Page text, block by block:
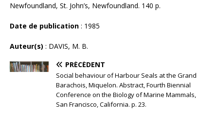
Newfoundland, St. John’s, Newfoundland. 140 p.
Date de publication : 1985
Auteur(s) : DAVIS, M. B.
PRÉCÉDENT
Social behaviour of Harbour Seals at the Grand
Barachois, Miquelon. Abstract, Fourth Biennial
Conference on the Biology of Marine Mammals,
San Francisco, California. p. 23.